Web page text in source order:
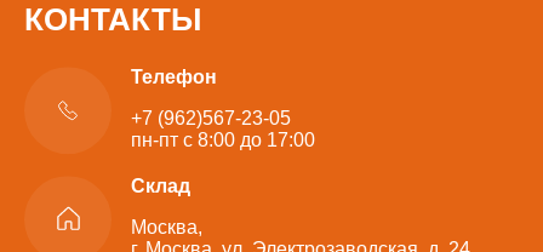
КОНТАКТЫ
Телефон
+7 (962)567-23-05
пн-пт с 8:00 до 17:00
Склад
Москва,